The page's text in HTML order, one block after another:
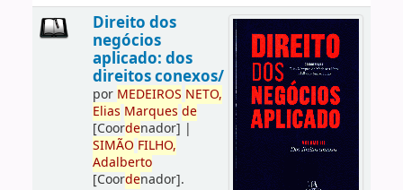
Direito dos
negócios
aplicado: dos
direitos conexos/
por MEDEIROS NETO,
Elias Marques de
[Coordenador] |
SIMÃO FILHO,
Adalberto
[Coordenador].